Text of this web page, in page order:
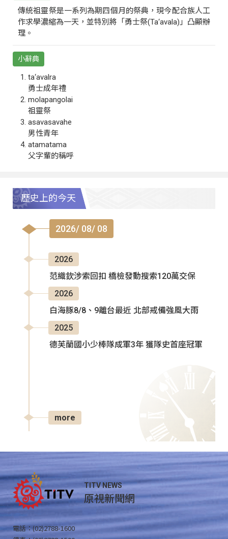
傳統祖靈祭是一系列為期四個月的祭典，現今配合族人工
作求學濃縮為一天，並特別將「勇士祭(Ta‘avala)」凸顯辦
理。
小辭典
ta‘avalra
勇士成年禮
molapangolai
祖靈祭
asavasavahe
男性青年
atamatama
父字輩的稱呼
歷史上的今天
2026/ 08/ 08
2026
范織欽涉索回扣 橋檢發動搜索120萬交保
2026
白海豚8/8、9離台最近 北部戒備強風大雨
2025
德芙蘭國小少棒隊成軍3年 獲隊史首座冠軍
more
TITV NEWS
原視新聞網
電話：(02)2788-1600